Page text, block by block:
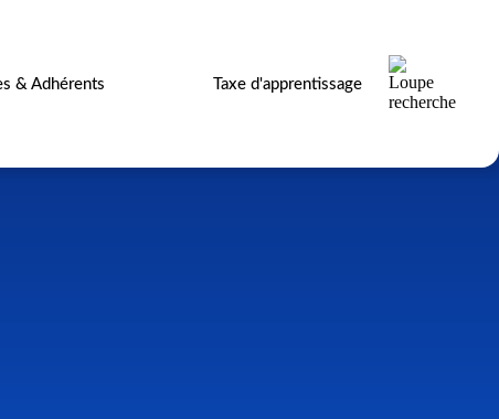
& Adhérents Taxe d'apprentissage